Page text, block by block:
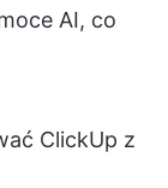
AI, co
ClickUp z